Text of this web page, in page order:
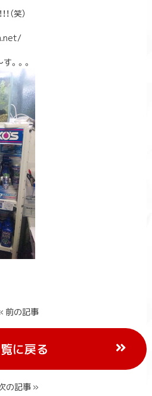
（笑）
。。。
前の記事
に戻る
の記事 »